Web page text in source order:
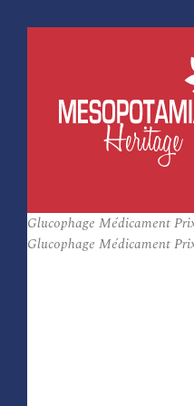
Glucophage Médicament
Glucophage Médicament